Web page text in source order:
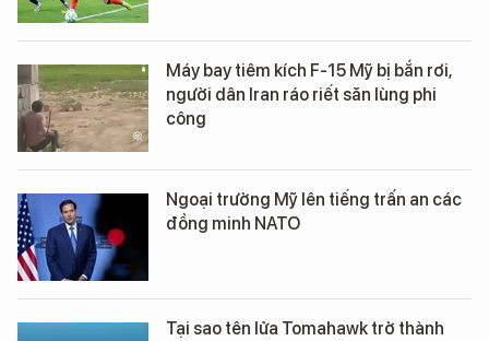
Máy bay tiêm kích F-15 Mỹ bị bắn rơi,
người dân Iran ráo riết săn lùng phi
công
Ngoại trưởng Mỹ lên tiếng trấn an các
đồng minh NATO
Tại sao tên lửa Tomahawk trở thành